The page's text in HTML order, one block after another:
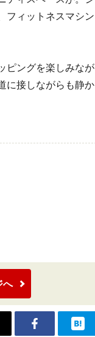
フィットネスマシン
ピングを楽しみなが
に接しながらも静か
へ